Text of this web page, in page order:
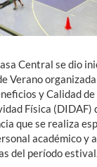
Central se dio
Verano
y Calidad
Física (DIDAF)
que se realiza
académico y
del período estival.